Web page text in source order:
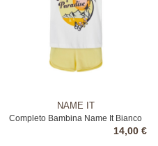
NAME IT
Completo Bambina Name It Bianco
14,00 €